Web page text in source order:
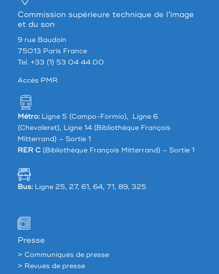
Commission supérieure technique de l’image
et du son
9 rue Baudoin
75013 Paris France
Tel. +33 (1) 53 04 44 00
Accés PMR
Métro:Ligne 5 (Campo-Formio), Ligne 6
(Chevaleret), Ligne 14 (Bibliothèque François
Mitterrand) – Sortie 1
RER C(Bibliothèque François Mitterrand) – Sortie 1
Bus:Ligne 25, 27, 61, 64, 71, 89, 325
Presse
> Communiqués de presse
> Revues de presse